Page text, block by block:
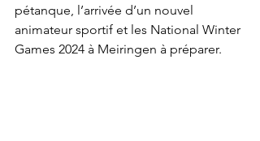
pétanque, l’arrivée d’un nouvel
animateur sportif et les National Winter
Games 2024 à Meiringen à préparer.